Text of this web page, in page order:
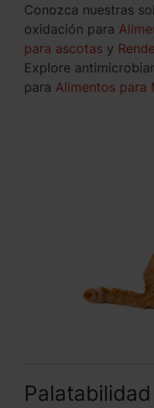
Conozca nuestras
oxidación para
para ascotas y
Explore
para Alimentos para
Palatabilidad